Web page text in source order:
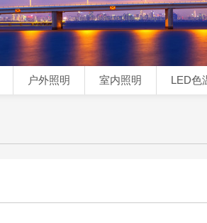
户外照明 室内照明 LED色